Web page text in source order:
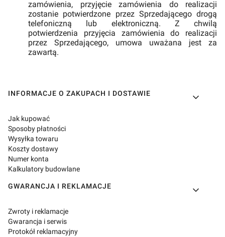
zamówienia, przyjęcie zamówienia do realizacji
zostanie potwierdzone przez Sprzedającego drogą
telefoniczną lub elektroniczną. Z chwilą
potwierdzenia przyjęcia zamówienia do realizacji
przez Sprzedającego, umowa uważana jest za
zawartą.
Linki w stopce
INFORMACJE O ZAKUPACH I DOSTAWIE
Jak kupować
Sposoby płatności
Wysyłka towaru
Koszty dostawy
Numer konta
Kalkulatory budowlane
GWARANCJA I REKLAMACJE
Zwroty i reklamacje
Gwarancja i serwis
Protokół reklamacyjny